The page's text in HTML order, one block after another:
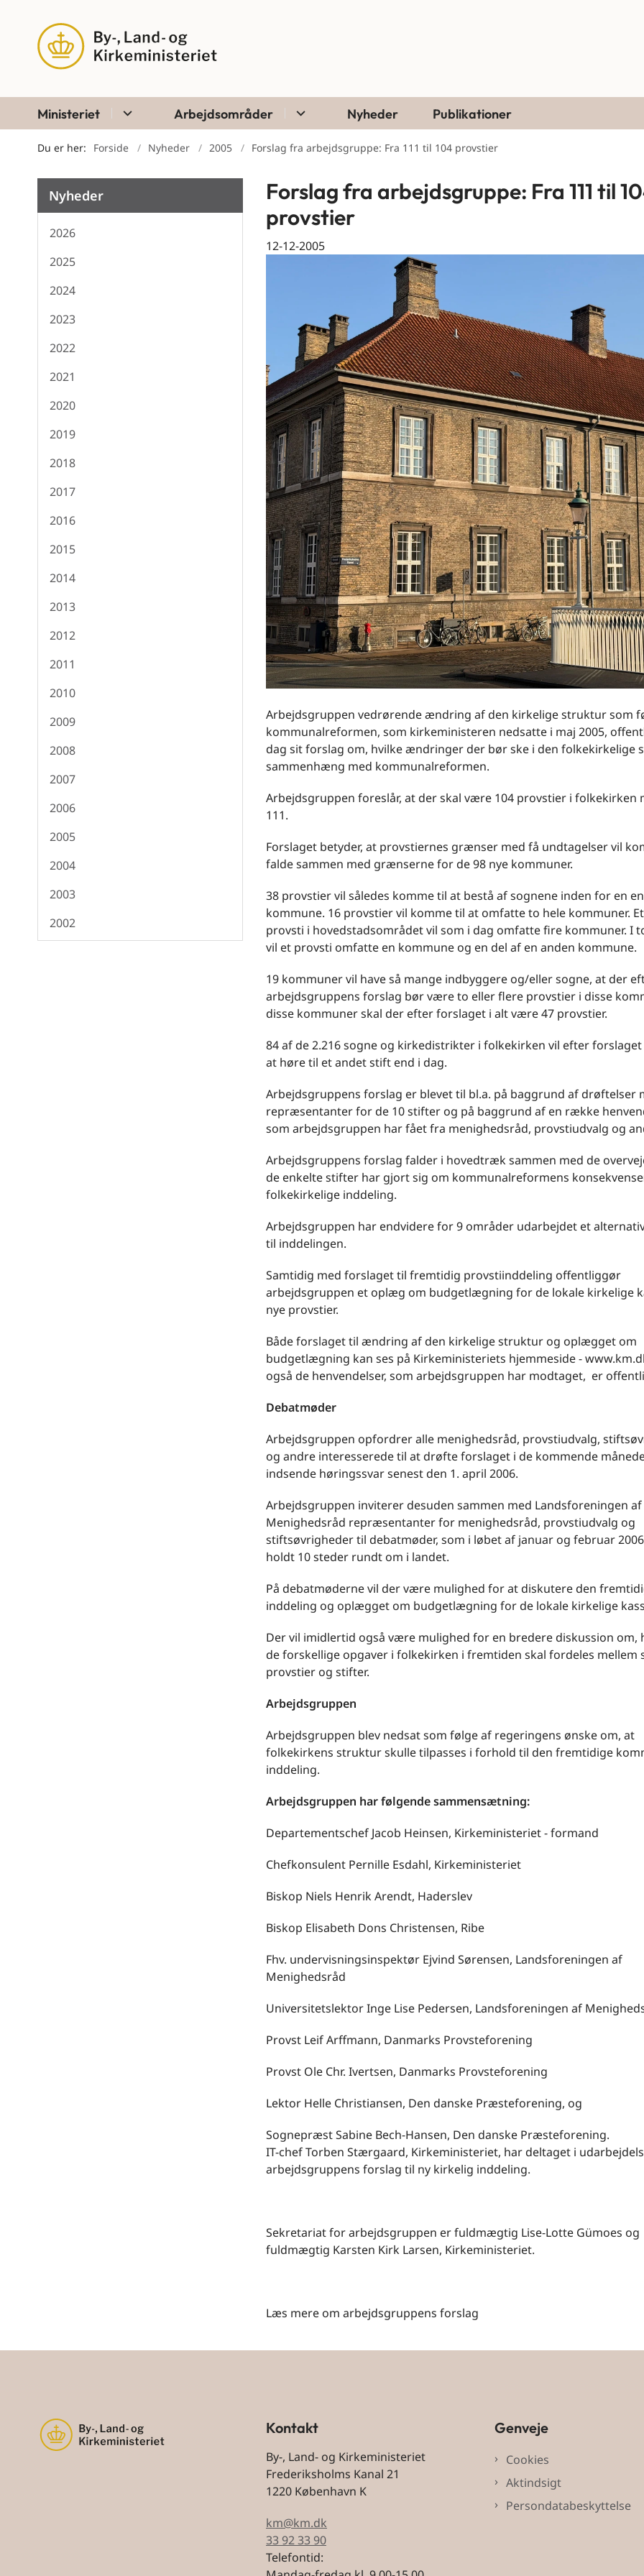
Ministeriet Arbejdsområder Nyheder Publikationer
Du er her: Forside Nyheder 2005 Forslag fra arbejdsgruppe: Fra 111 til 104 provstier
Nyheder
2026
2025
2024
2023
2022
2021
2020
2019
2018
2017
2016
2015
2014
2013
2012
2011
2010
2009
2008
2007
2006
2005
2004
2003
2002
Forslag fra arbejdsgruppe: Fra 111 til
provstier
12-12-2005
Arbejdsgruppen vedrørende ændring af den kirkelige struktur som
kommunalreformen, som kirkeministeren nedsatte i maj 2005,
dag sit forslag om, hvilke ændringer der bør ske i den folkekirkelige
sammenhæng med kommunalreformen.
Arbejdsgruppen foreslår, at der skal være 104 provstier i folkekirken
111.
Forslaget betyder, at provstiernes grænser med få undtagelser vil
falde sammen med grænserne for de 98 nye kommuner.
38 provstier vil således komme til at bestå af sognene inden for en
kommune. 16 provstier vil komme til at omfatte to hele kommuner.
provsti i hovedstadsområdet vil som i dag omfatte fire kommuner. I
vil et provsti omfatte en kommune og en del af en anden kommune.
19 kommuner vil have så mange indbyggere og/eller sogne, at der
arbejdsgruppens forslag bør være to eller flere provstier i disse
disse kommuner skal der efter forslaget i alt være 47 provstier.
84 af de 2.216 sogne og kirkedistrikter i folkekirken vil efter
at høre til et andet stift end i dag.
Arbejdsgruppens forslag er blevet til bl.a. på baggrund af drøftelser
repræsentanter for de 10 stifter og på baggrund af en række
som arbejdsgruppen har fået fra menighedsråd, provstiudvalg og
Arbejdsgruppens forslag falder i hovedtræk sammen med de
de enkelte stifter har gjort sig om kommunalreformens
folkekirkelige inddeling.
Arbejdsgruppen har endvidere for 9 områder udarbejdet et
til inddelingen.
Samtidig med forslaget til fremtidig provstiinddeling offentliggør
arbejdsgruppen et oplæg om budgetlægning for de lokale kirkelige
nye provstier.
Både forslaget til ændring af den kirkelige struktur og oplægget om
budgetlægning kan ses på Kirkeministeriets hjemmeside -
også de henvendelser, som arbejdsgruppen har modtaget, er
Debatmøder
Arbejdsgruppen opfordrer alle menighedsråd, provstiudvalg,
og andre interesserede til at drøfte forslaget i de kommende
indsende høringssvar senest den 1. april 2006.
Arbejdsgruppen inviterer desuden sammen med Landsforeningen af
Menighedsråd repræsentanter for menighedsråd, provstiudvalg og
stiftsøvrigheder til debatmøder, som i løbet af januar og februar
holdt 10 steder rundt om i landet.
På debatmøderne vil der være mulighed for at diskutere den
inddeling og oplægget om budgetlægning for de lokale kirkelige
Der vil imidlertid også være mulighed for en bredere diskussion om,
de forskellige opgaver i folkekirken i fremtiden skal fordeles mellem
provstier og stifter.
Arbejdsgruppen
Arbejdsgruppen blev nedsat som følge af regeringens ønske om, at
folkekirkens struktur skulle tilpasses i forhold til den fremtidige
inddeling.
Arbejdsgruppen har følgende sammensætning:
Departementschef Jacob Heinsen, Kirkeministeriet - formand
Chefkonsulent Pernille Esdahl, Kirkeministeriet
Biskop Niels Henrik Arendt, Haderslev
Biskop Elisabeth Dons Christensen, Ribe
Fhv. undervisningsinspektør Ejvind Sørensen, Landsforeningen af
Menighedsråd
Universitetslektor Inge Lise Pedersen, Landsforeningen af
Provst Leif Arffmann, Danmarks Provsteforening
Provst Ole Chr. Ivertsen, Danmarks Provsteforening
Lektor Helle Christiansen, Den danske Præsteforening, og
Sognepræst Sabine Bech-Hansen, Den danske Præsteforening.
IT-chef Torben Stærgaard, Kirkeministeriet, har deltaget i
arbejdsgruppens forslag til ny kirkelig inddeling.
Sekretariat for arbejdsgruppen er fuldmægtig Lise-Lotte Gümoes og
fuldmægtig Karsten Kirk Larsen, Kirkeministeriet.
Læs mere om arbejdsgruppens forslag
Kontakt
By-, Land- og Kirkeministeriet
Frederiksholms Kanal 21
1220 København K
km@km.dk
33 92 33 90
Telefontid:
Genveje
Cookies
Aktindsigt
Persondatabeskyttelse